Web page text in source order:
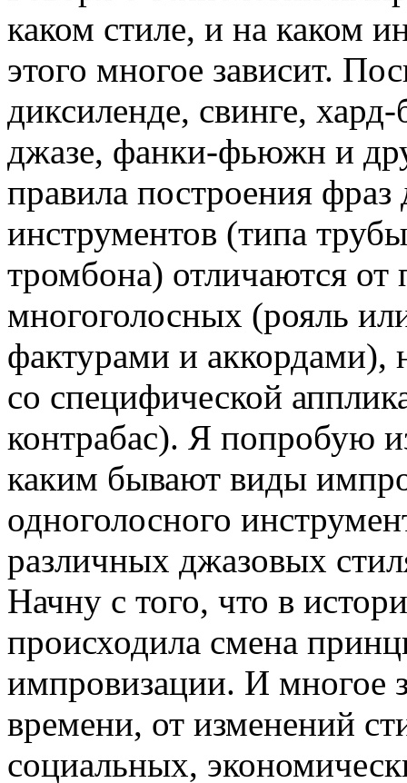
каком стиле, и на каком
этого многое зависит.
диксиленде, свинге,
джазе, фанки-фьюжн и
правила построения
инструментов (типа
тромбона) отличаются
многоголосных (рояль
фактурами и аккордами),
со специфической
контрабас). Я попробую
каким бывают виды
одноголосного
различных джазовых
Начну с того, что в
происходила смена
импровизации. И многое
времени, от изменений
социальных,